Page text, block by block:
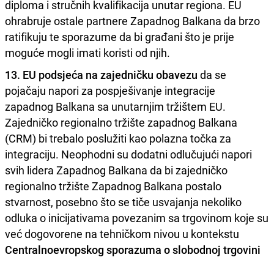
diploma i stručnih kvalifikacija unutar regiona. EU
ohrabruje ostale partnere Zapadnog Balkana da brzo
ratifikuju te sporazume da bi građani što je prije
moguće mogli imati koristi od njih.
13. EU podsjeća na zajedničku obavezu da se
pojačaju napori za pospješivanje integracije
zapadnog Balkana sa unutarnjim tržištem EU.
Zajedničko regionalno tržište zapadnog Balkana
(CRM) bi trebalo poslužiti kao polazna točka za
integraciju. Neophodni su dodatni odlučujući napori
svih lidera Zapadnog Balkana da bi zajedničko
regionalno tržište Zapadnog Balkana postalo
stvarnost, posebno što se tiče usvajanja nekoliko
odluka o inicijativama povezanim sa trgovinom koje su
već dogovorene na tehničkom nivou u kontekstu
Centralnoevropskog sporazuma o slobodnoj trgovini